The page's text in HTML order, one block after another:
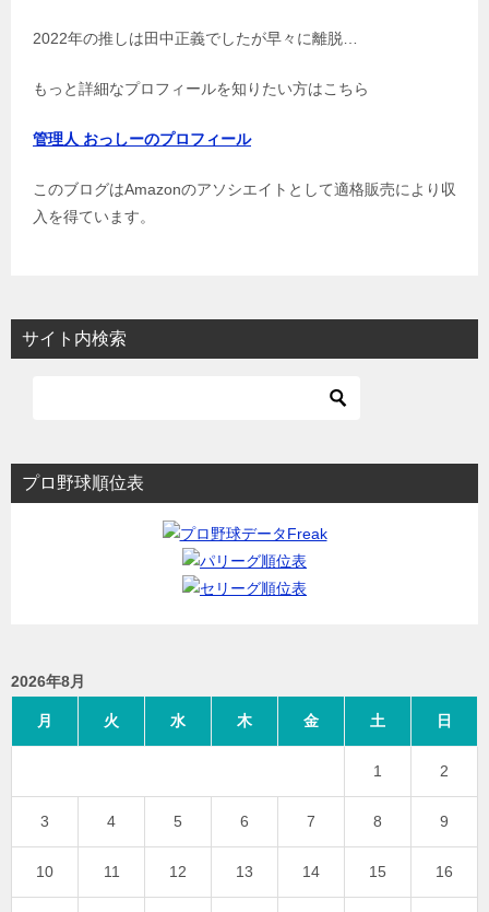
2022年の推しは田中正義でしたが早々に離脱…
もっと詳細なプロフィールを知りたい方はこちら
管理人 おっしーのプロフィール
このブログはAmazonのアソシエイトとして適格販売により収
入を得ています。
サイト内検索
プロ野球順位表
2026年8月
月 火 水 木 金 土 日
1 2
3 4 5 6 7 8 9
10 11 12 13 14 15 16